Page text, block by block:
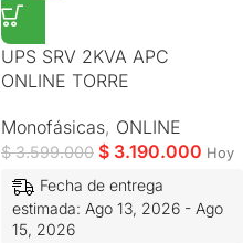
UPS SRV 2KVA APC
ONLINE TORRE
Monofásicas, ONLINE
$3.599.000 $ 3.190.000 Hoy
Fecha de entrega
estimada: Ago 13, 2026 - Ago
15, 2026